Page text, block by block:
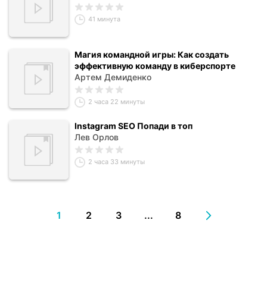
41 минута
Магия командной игры: Как создать
эффективную команду в киберспорте
Артем Демиденко
2 часа 22 минуты
Instagram SEO Попади в топ
Лев Орлов
2 часа 33 минуты
1 2 3 ... 8